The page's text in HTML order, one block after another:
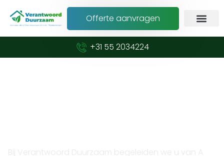
Offerte aanvragen
+31 55 2034224
Bij Verantwoord Duurzaam begeleiden we u van A